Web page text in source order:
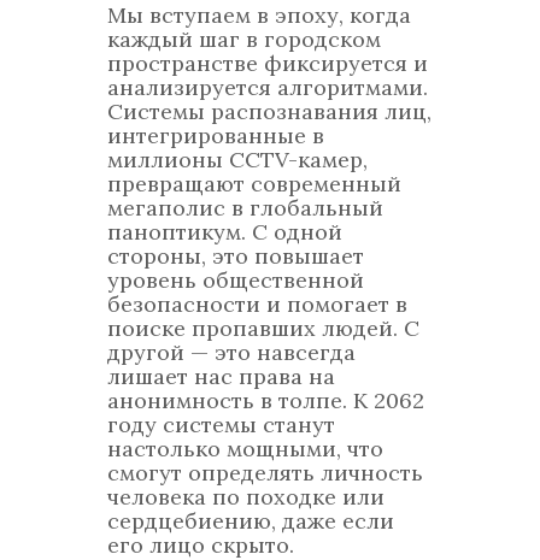
Мы вступаем в эпоху, когда
каждый шаг в городском
пространстве фиксируется и
анализируется алгоритмами.
Системы распознавания лиц,
интегрированные в
миллионы CCTV-камер,
превращают современный
мегаполис в глобальный
паноптикум. С одной
стороны, это повышает
уровень общественной
безопасности и помогает в
поиске пропавших людей. С
другой — это навсегда
лишает нас права на
анонимность в толпе. К 2062
году системы станут
настолько мощными, что
смогут определять личность
человека по походке или
сердцебиению, даже если
его лицо скрыто.